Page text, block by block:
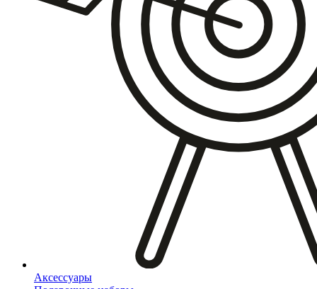
Аксессуары